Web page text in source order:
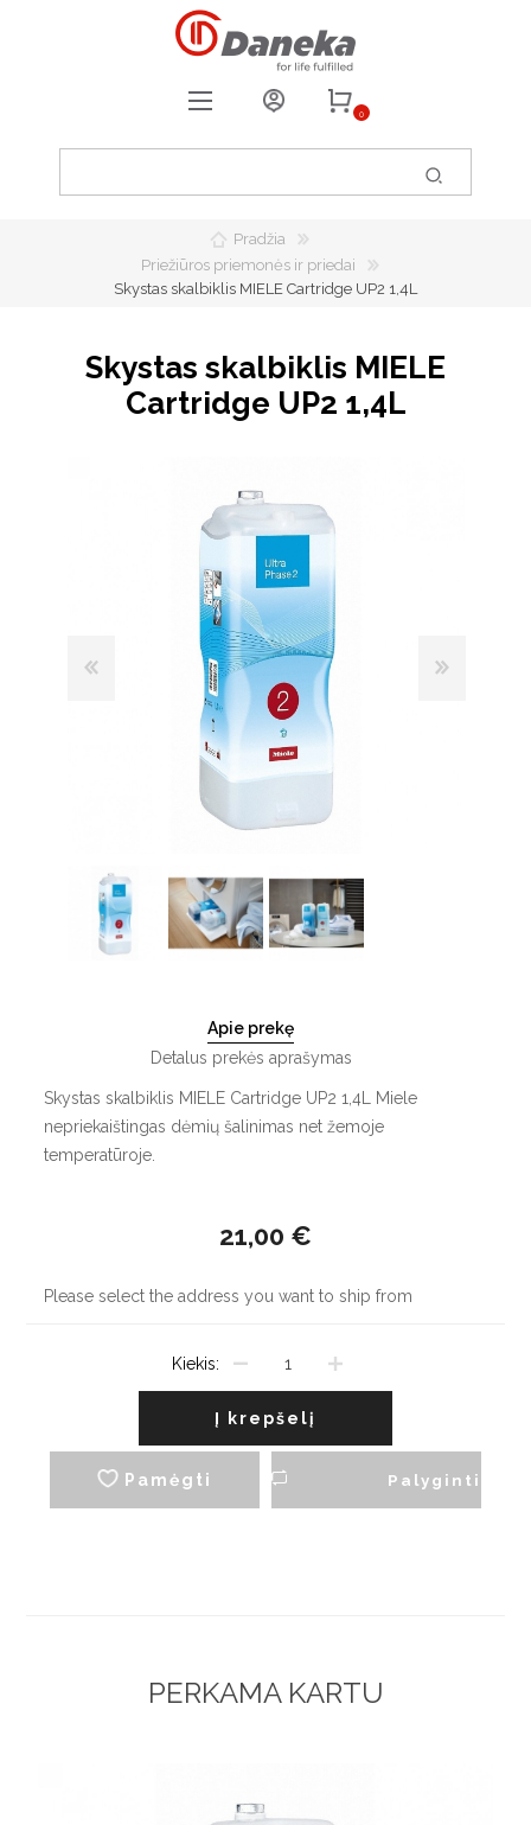
0
0
Pradžia
Priežiūros priemonės ir priedai
Skystas skalbiklis MIELE Cartridge UP2 1,4L
Skystas skalbiklis MIELE
Cartridge UP2 1,4L
Apie prekę
Detalus prekės aprašymas
Skystas skalbiklis MIELE Cartridge UP2 1,4L Miele
nepriekaištingas dėmių šalinimas net žemoje
temperatūroje.
21,00 €
Please select the address you want to ship from
Kiekis:
Pamėgti
Į krepšelį
Palyginti
PERKAMA KARTU